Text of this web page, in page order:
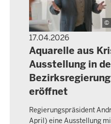
17.04.2026
PRESSEMITTEILUNG
Aquarelle aus
Ausstellung in
eröffnet
Regierungspräsident
April) eine Ausstellung